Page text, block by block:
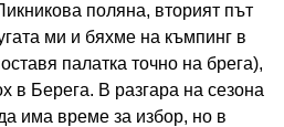
поляна, вторият път
ми и бяхме на къмпинг в
палатка точно на брега),
в Берега. В разгара на сезона
има време за избор, но в